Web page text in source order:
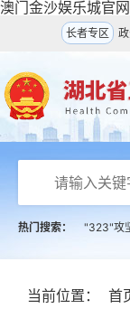
澳门金沙娱乐城官网
长者专区
热门搜索： "323"攻
当前位置： 首